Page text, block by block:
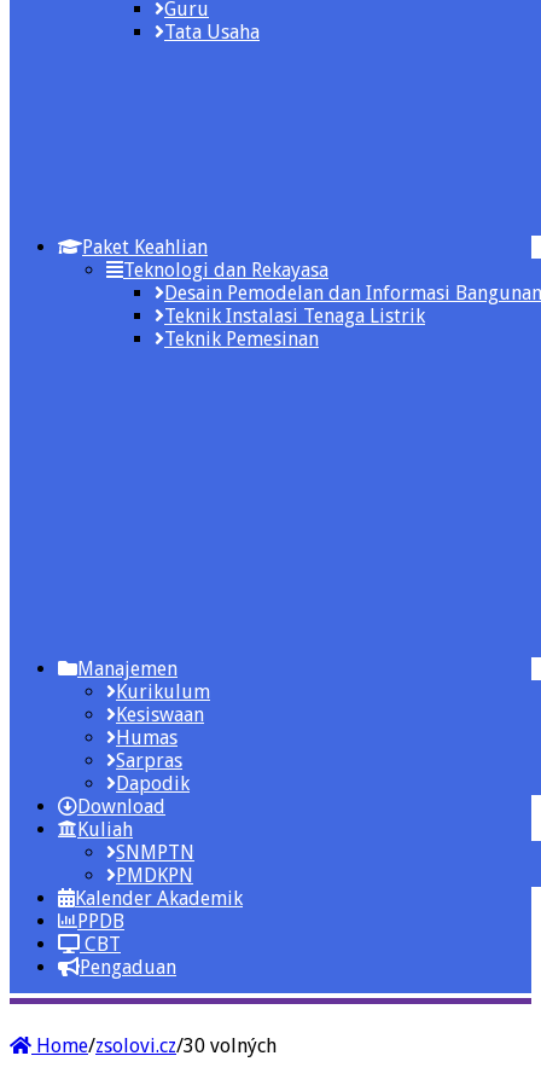
Guru
Tata Usaha
Paket Keahlian
Teknologi dan Rekayasa
Desain Pemodelan dan Informasi Bangunan
Teknik Instalasi Tenaga Listrik
Teknik Pemesinan
Manajemen
Kurikulum
Kesiswaan
Humas
Sarpras
Dapodik
Download
Kuliah
SNMPTN
PMDKPN
Kalender Akademik
PPDB
CBT
Pengaduan
Home/zsolovi.cz/30 volných